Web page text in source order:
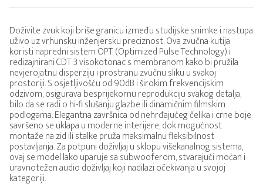
Doživite zvuk koji briše granicu između studijske snimke i nastupa
uživo uz vrhunsku inženjersku preciznost. Ova zvučna kutija
koristi napredni sistem OPT (Optimized Pulse Technology) i
redizajnirani CDT 3 visokotonac s membranom kako bi pružila
nevjerojatnu disperziju i prostranu zvučnu sliku u svakoj
prostoriji. S osjetljivošću od 90dB i širokim frekvencijskim
odzivom, osigurava besprijekornu reprodukciju svakog detalja,
bilo da se radi o hi-fi slušanju glazbe ili dinamičnim filmskim
podlogama. Elegantna završnica od nehrđajućeg čelika i crne boje
savršeno se uklapa u moderne interijere, dok mogućnost
montaže na zid ili stalke pruža maksimalnu fleksibilnost
postavljanja. Za potpuni doživljaj u sklopu višekanalnog sistema,
ovaj se model lako uparuje sa subwooferom, stvarajući moćan i
uravnotežen audio doživljaj koji nadilazi očekivanja u svojoj
kategoriji.